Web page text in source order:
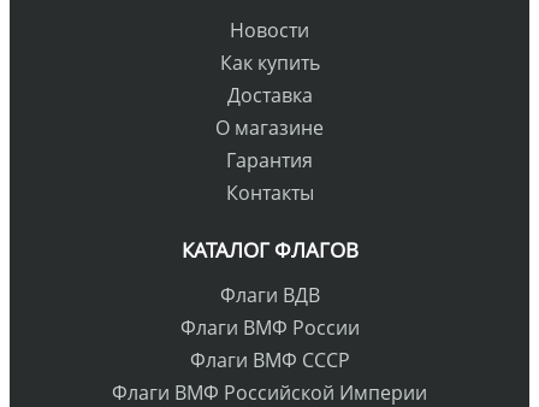
Новости
Как купить
Доставка
О магазине
Гарантия
Контакты
КАТАЛОГ ФЛАГОВ
Флаги ВДВ
Флаги ВМФ России
Флаги ВМФ СССР
Флаги ВМФ Российской Империи